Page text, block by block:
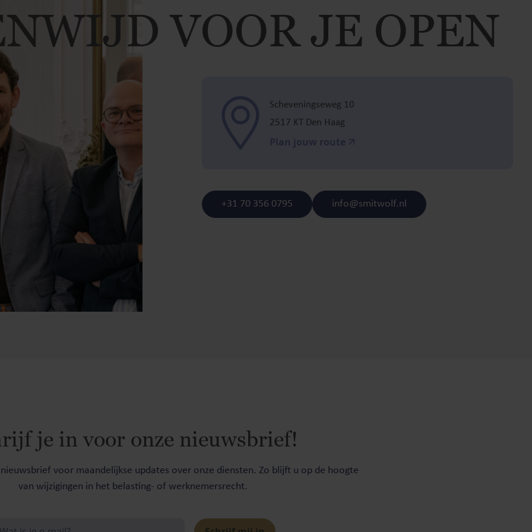
VOOR JE OPEN
Scheveningseweg 10
2517 KT Den Haag
+31 70 356 0795 info@smitwolf.nl
je in voor onze nieuwsbrief!
voor maandelijkse updates over onze diensten. Zo blijft u op de hoogte
van wijzigingen in het belasting- of werknemersrecht.